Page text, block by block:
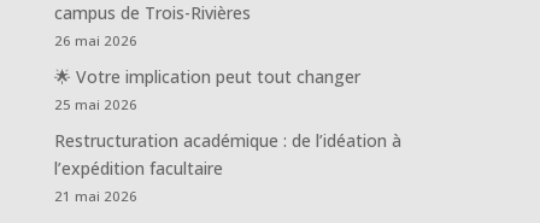
campus de Trois-Rivières
26 mai 2026
🌟 Votre implication peut tout changer
25 mai 2026
Restructuration académique : de l’idéation à
l’expédition facultaire
21 mai 2026